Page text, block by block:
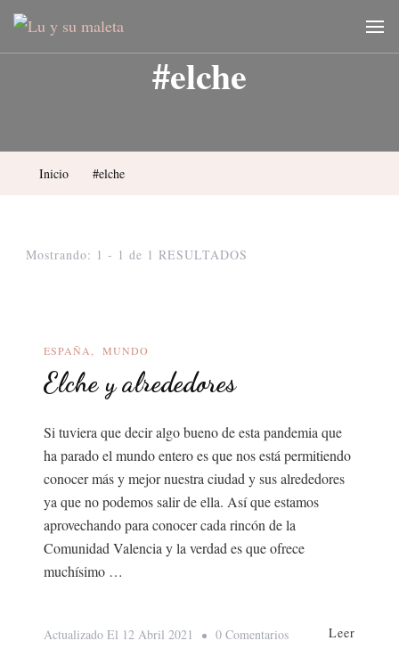
Lu y su maleta
Blog de viajes y fotografía
#elche
Inicio #elche
Mostrando: 1 - 1 de 1 RESULTADOS
ESPAÑA MUNDO
Elche y alrededores
Si tuviera que decir algo bueno de esta pandemia que
ha parado el mundo entero es que nos está permitiendo
conocer más y mejor nuestra ciudad y sus alrededores
ya que no podemos salir de ella. Así que estamos
aprovechando para conocer cada rincón de la
Comunidad Valencia y la verdad es que ofrece
muchísimo …
Actualizado El 12 Abril 2021 0 ComentariosEn
Leer